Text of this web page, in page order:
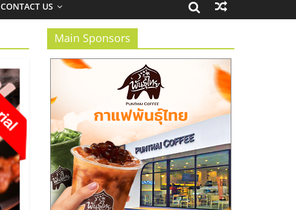
CONTACT US
Main Sponsors